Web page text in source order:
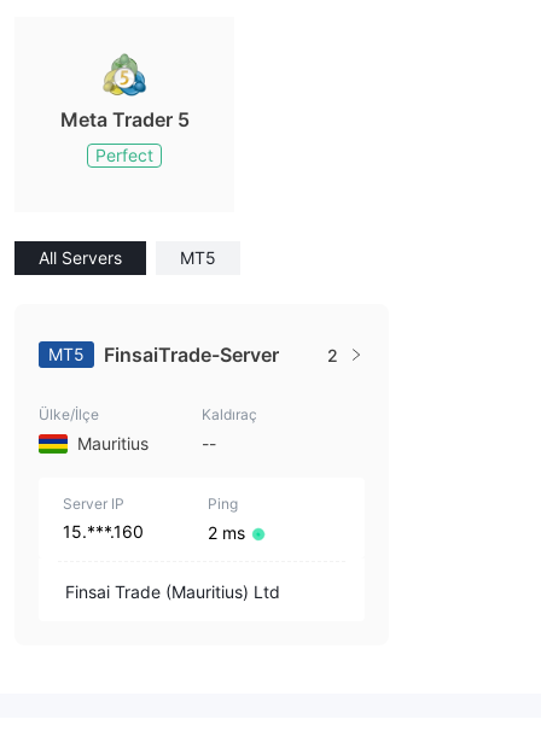
Meta Trader 5
Perfect
All Servers MT5
MT5 FinsaiTrade-Server 2
Ülke/İlçe
Mauritius
Kaldıraç
--
Server IP
15.***.160
Ping
2 ms
Finsai Trade (Mauritius) Ltd